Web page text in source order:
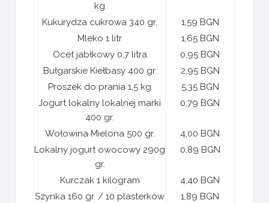
kg
Kukurydza cukrowa 340 gr.
1,59 BGN
Mleko 1 litr
1,65 BGN
Ocet jabłkowy 0,7 litra
0,95 BGN
Bułgarskie Kiełbasy 400 gr.
2,95 BGN
Proszek do prania 1,5 kg
5,35 BGN
Jogurt lokalny lokalnej marki
400 gr.
0,79 BGN
Wołowina Mielona 500 gr.
4,00 BGN
Lokalny jogurt owocowy 290g
gr.
0,89 BGN
Kurczak 1 kilogram
4,40 BGN
Szynka 160 gr. / 10 plasterków
1,89 BGN